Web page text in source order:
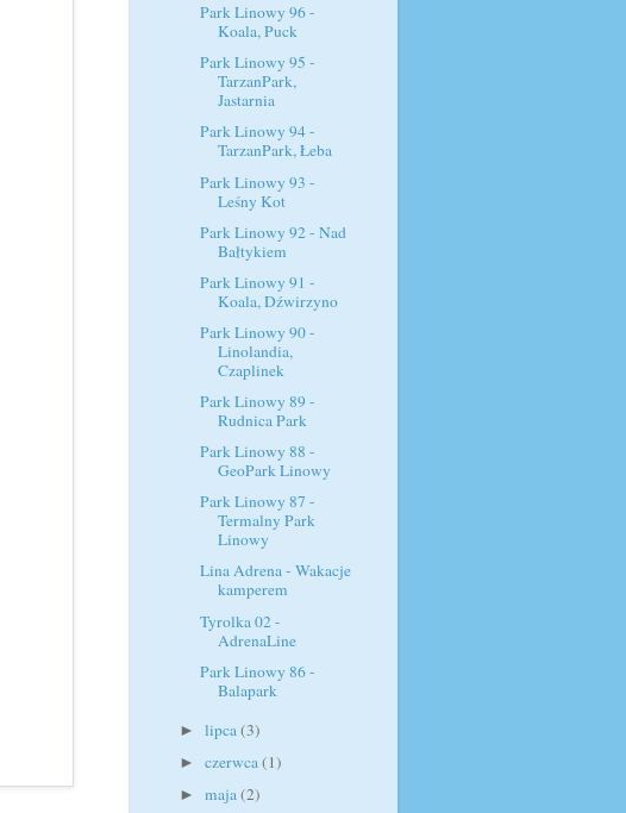
Park Linowy 96 -
Koala, Puck
Park Linowy 95 -
TarzanPark,
Jastarnia
Park Linowy 94 -
TarzanPark, Łeba
Park Linowy 93 -
Leśny Kot
Park Linowy 92 - Nad
Bałtykiem
Park Linowy 91 -
Koala, Dźwirzyno
Park Linowy 90 -
Linolandia,
Czaplinek
Park Linowy 89 -
Rudnica Park
Park Linowy 88 -
GeoPark Linowy
Park Linowy 87 -
Termalny Park
Linowy
Lina Adrena - Wakacje
kamperem
Tyrolka 02 -
AdrenaLine
Park Linowy 86 -
Balapark
►lipca(3)
►czerwca(1)
►maja(2)